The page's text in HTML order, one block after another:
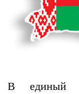
В единый